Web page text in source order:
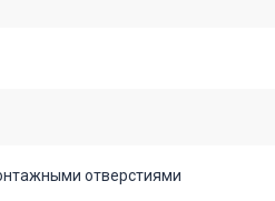
отверстиями